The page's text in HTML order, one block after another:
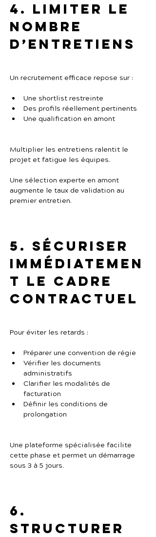
4. Limiter le
nombre
d’entretiens
Un recrutement efficace repose sur :
Une shortlist restreinte
Des profils réellement pertinents
Une qualification en amont
Multiplier les entretiens ralentit le
projet et fatigue les équipes.
Une sélection experte en amont
augmente le taux de validation au
premier entretien.
5. Sécuriser
immédiatemen
t le cadre
contractuel
Pour éviter les retards :
Préparer une convention de régie
Vérifier les documents
administratifs
Clarifier les modalités de
facturation
Définir les conditions de
prolongation
Une plateforme spécialisée facilite
cette phase et permet un démarrage
sous 3 à 5 jours.
6.
Structurer